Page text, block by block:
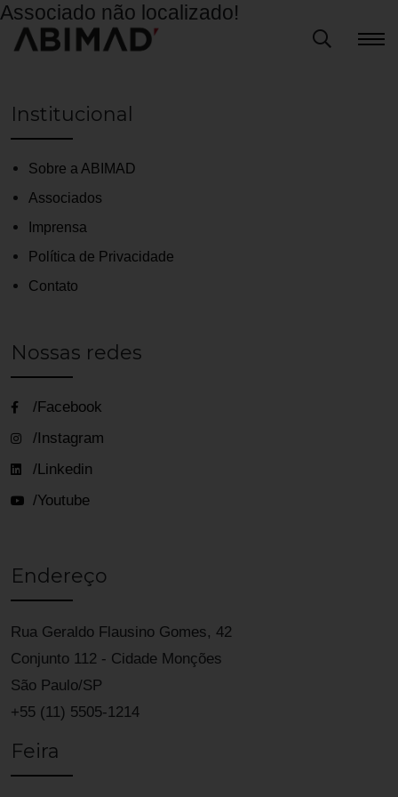
Associado não localizado!
Institucional
Sobre a ABIMAD
Associados
Imprensa
Política de Privacidade
Contato
Nossas redes
/Facebook
/Instagram
/Linkedin
/Youtube
Endereço
Rua Geraldo Flausino Gomes, 42
Conjunto 112 - Cidade Monções
São Paulo/SP
+55 (11) 5505-1214
Feira